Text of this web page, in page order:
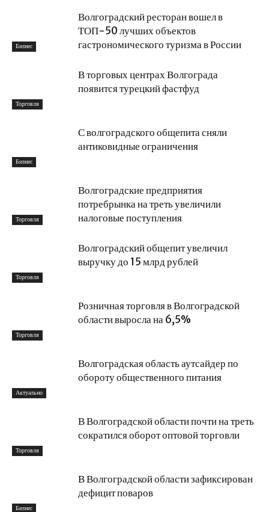
Бизнес
Волгоградский ресторан вошел в
ТОП-50 лучших объектов
гастрономического туризма в России
Торговля
В торговых центрах Волгограда
появится турецкий фастфуд
Бизнес
С волгоградского общепита сняли
антиковидные ограничения
Торговля
Волгоградские предприятия
потребрынка на треть увеличили
налоговые поступления
Торговля
Волгоградский общепит увеличил
выручку до 15 млрд рублей
Торговля
Розничная торговля в Волгоградской
области выросла на 6,5%
Актуально
Волгоградская область аутсайдер по
обороту общественного питания
Торговля
В Волгоградской области почти на треть
сократился оборот оптовой торговли
Бизнес
В Волгоградской области зафиксирован
дефицит поваров